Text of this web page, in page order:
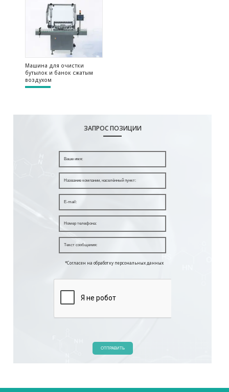
Машина для очистки
бутылок и банок сжатым
воздухом
ЗАПРОС ПОЗИЦИИ
*Согласен на обработку персональных данных
ОТПРАВИТЬ